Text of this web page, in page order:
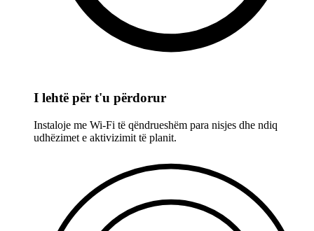
I lehtë për t'u përdorur
Instaloje me Wi-Fi të qëndrueshëm para nisjes dhe ndiq
udhëzimet e aktivizimit të planit.